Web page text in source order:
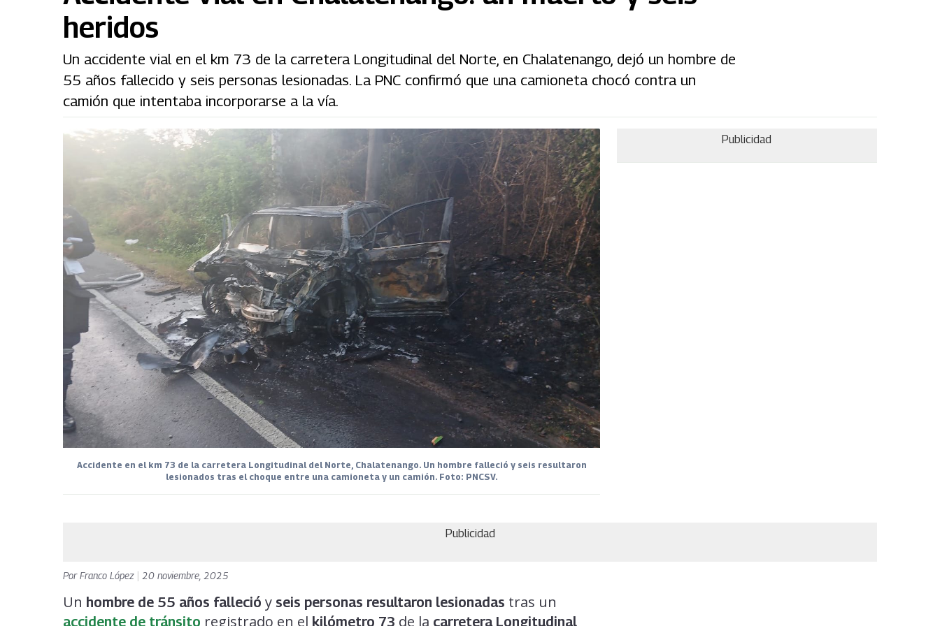
heridos
Un accidente vial en el km 73 de la carretera Longitudinal del Norte, en Chalatenango, dejó un hombre de
55 años fallecido y seis personas lesionadas. La PNC confirmó que una camioneta chocó contra un
camión que intentaba incorporarse a la vía.
Accidente en el km 73 de la carretera Longitudinal del Norte, Chalatenango. Un hombre falleció y seis resultaron
lesionados tras el choque entre una camioneta y un camión. Foto: PNCSV.
Publicidad
Publicidad
PorFranco López 20 noviembre, 2025
Un hombre de 55 años falleció y seis personas resultaron lesionadas tras un
accidente de tránsito registrado en el kilómetro 73 de la carretera Longitudinal